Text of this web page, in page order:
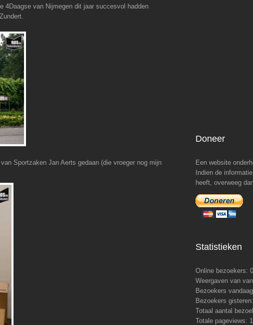
4Daagse van Nijmegen dit jaar succesvol hadden
Sportzaken Jan Aerts gedaan (die vroeger nog mijn
Doneer
Een website
Indien de
heeft, overweeg
Statistieken
Online bezoekers:0
Weergaven van
Bezoekers
Bezoekers gisteren:
Totaal aantal
Totale pageviews: